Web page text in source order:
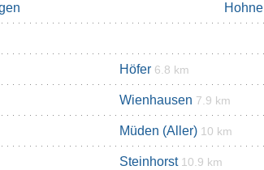
Hohne
Höfer 6.8 km
Wienhausen 7.9 km
Müden (Aller) 10 km
Steinhorst 10.9 km